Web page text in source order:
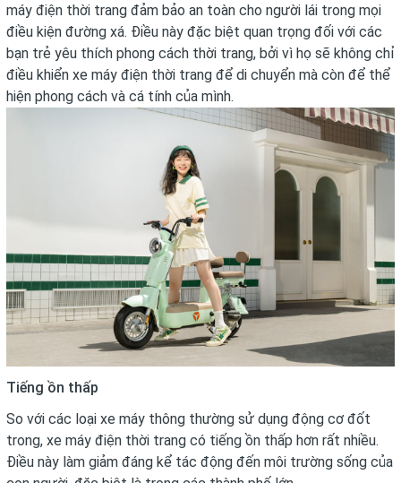
máy điện thời trang đảm bảo an toàn cho người lái trong mọi
điều kiện đường xá. Điều này đặc biệt quan trọng đối với các
bạn trẻ yêu thích phong cách thời trang, bởi vì họ sẽ không chỉ
điều khiển xe máy điện thời trang để di chuyển mà còn để thể
hiện phong cách và cá tính của mình.
Tiếng ồn thấp
So với các loại xe máy thông thường sử dụng động cơ đốt
trong, xe máy điện thời trang có tiếng ồn thấp hơn rất nhiều.
Điều này làm giảm đáng kể tác động đến môi trường sống của